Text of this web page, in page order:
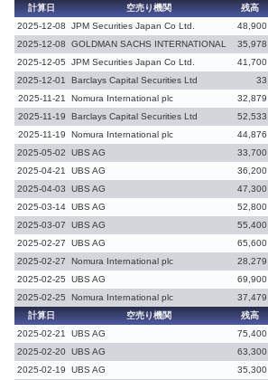
計算日
空売り機関 残高
2025-12-08
JPM Securities Japan Co Ltd. 48,900
2025-12-08
GOLDMAN SACHS INTERNATIONAL 35,978
2025-12-05 JPM Securities Japan Co Ltd. 41,700
2025-12-01 Barclays Capital Securities Ltd 33
2025-11-21 Nomura International plc 32,879
2025-11-19 Barclays Capital Securities Ltd 52,533
2025-11-19 Nomura International plc 44,876
2025-05-02 UBS AG 33,700
2025-04-21 UBS AG 36,200
2025-04-03
UBS AG 47,300
2025-03-14 UBS AG 52,800
2025-03-07
UBS AG 55,400
2025-02-27
UBS AG 65,600
2025-02-27
Nomura International plc 28,279
2025-02-25 UBS AG 69,900
2025-02-25
Nomura International plc 37,479
計算日 空売り機関 残高
2025-02-21
UBS AG 75,400
2025-02-20 UBS AG 63,300
2025-02-19
UBS AG 35,300